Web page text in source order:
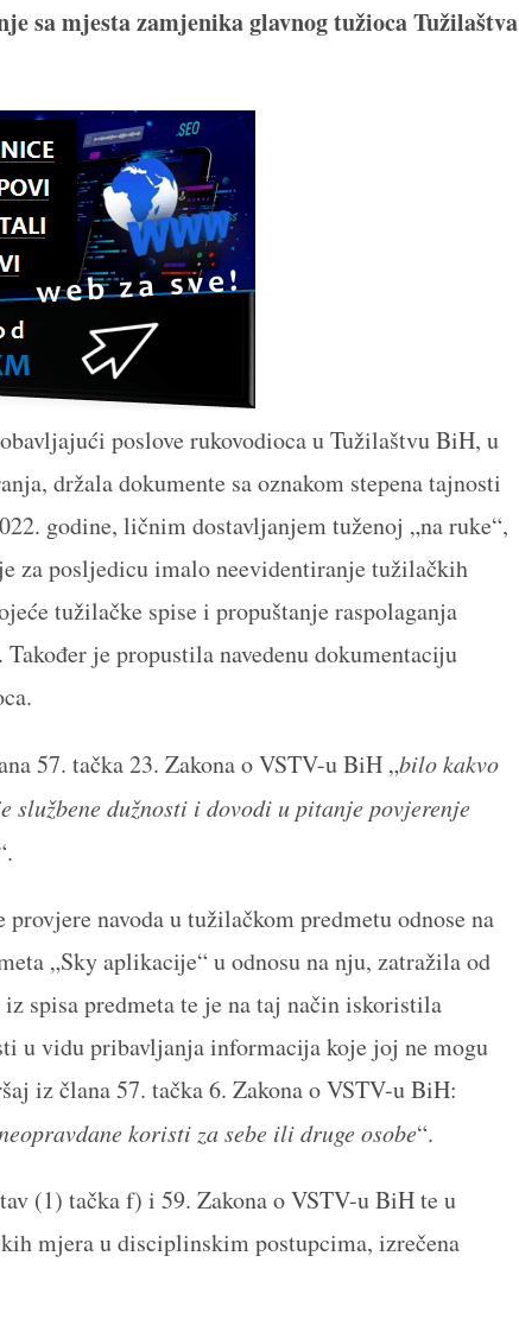
sa mjesta zamjenika glavnog tužioca Tužilaštva
poslove rukovodioca u Tužilaštvu BiH, u
držala dokumente sa oznakom stepena tajnosti
godine, ličnim dostavljanjem tuženoj „na ruke“,
za posljedicu imalo neevidentiranje tužilačkih
tužilačke spise i propuštanje raspolaganja
je propustila navedenu dokumentaciju
57. tačka 23. Zakona o VSTV-u BiH „bilo kakvo
službene dužnosti i dovodi u pitanje povjerenje
navoda u tužilačkom predmetu odnose na
„Sky aplikacije“ u odnosu na nju, zatražila od
spisa predmeta te je na taj način iskoristila
u vidu pribavljanja informacija koje joj ne mogu
iz člana 57. tačka 6. Zakona o VSTV-u BiH:
koristi za sebe ili druge osobe“.
(1) tačka f) i 59. Zakona o VSTV-u BiH te u
mjera u disciplinskim postupcima, izrečena